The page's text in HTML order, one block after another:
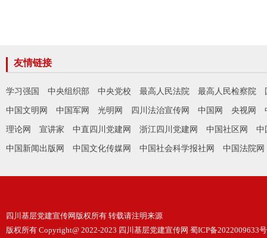
友情链接
学习强国 中央组织部 中央党校 最高人民法院 最高人民检察院
中国文明网 中国军网 光明网 四川法治宣传网 中国网 央视网
理论网 宣讲家 中直四川党建网 浙江四川党建网 中国社区网 中
中国新闻出版网 中国文化传媒网 中国社会科学报社网 中国法院网
四川基层党建宣传网版权所有 转载请注明来源
版权所有 Copyright@ 2022-2023 四川基层党建宣传网 蜀ICP备2022009633号